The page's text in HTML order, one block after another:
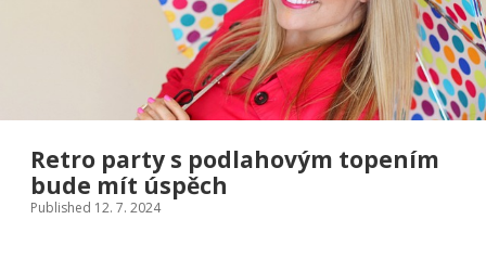
Retro party s podlahovým topením
bude mít úspěch
Published 12. 7. 2024